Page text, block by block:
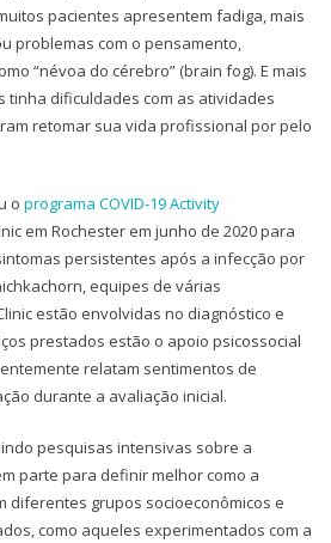
pacientes apresentem fadiga, mais
problemas com o pensamento,
“névoa do cérebro” (brain fog). E mais
tinha dificuldades com as atividades
retomar sua vida profissional por pelo
o programa COVID-19 Activity
em Rochester em junho de 2020 para
persistentes após a infecção por
equipes de várias
estão envolvidas no diagnóstico e
prestados estão o apoio psicossocial
relatam sentimentos de
durante a avaliação inicial.
pesquisas intensivas sobre a
parte para definir melhor como a
diferentes grupos socioeconômicos e
como aqueles experimentados com a